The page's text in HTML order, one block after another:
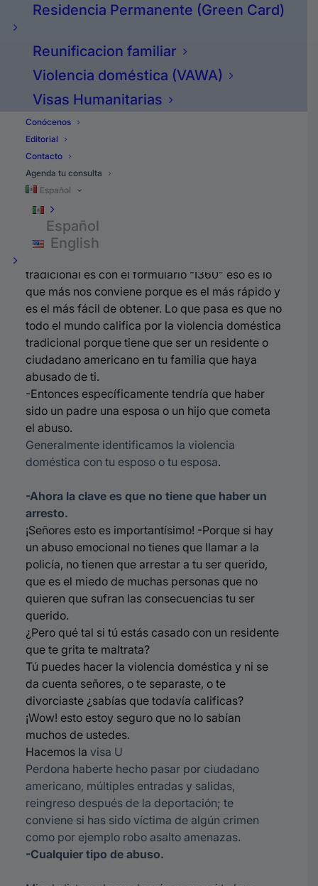
Residencia Permanente (Green Card)
Reunificacion familiar
Violencia doméstica (VAWA)
Visas Humanitarias
Conócenos
Editorial
Contacto
Agenda tu consulta
Español
Español
English
-Y hay un gran interés por estos beneficios y les
Si es que tú vas a calificar como víctima de
alguien que te hizo algo, y ya vamos a entrar en
haber entrado indocumentado por la frontera, el
estar indocumentado dentro del país.
Y por eso es que estos beneficios son tan
populares.
-Ahora la gran pregunta es: ¿Por qué lados nos
vamos?
Mire se lo voy a poner bien facilito.
tradicional es con el formulario “I360” eso es lo
que más nos conviene porque es el más rápido y
es el más fácil de obtener. Lo que pasa es que no
todo el mundo califica por la violencia doméstica
tradicional porque tiene que ser un residente o
ciudadano americano en tu familia que haya
abusado de ti.
-Entonces específicamente tendría que haber
sido un padre una esposa o un hijo que cometa
el abuso.
Generalmente identificamos la violencia
doméstica con tu esposo o tu esposa.
-Ahora la clave es que no tiene que haber un
arresto.
¡Señores esto es importantísimo! -Porque si hay
un abuso emocional no tienes que llamar a la
policía, no tienen que arrestar a tu ser querido,
que es el miedo de muchas personas que no
quieren que sufran las consecuencias tu ser
querido.
¿Pero qué tal si tú estás casado con un residente
que te grita te maltrata?
Tú puedes hacer la violencia doméstica y ni se
da cuenta señores, o te separaste, o te
divorciaste ¿sabías que todavía calificas?
¡Wow! esto estoy seguro que no lo sabían
muchos de ustedes.
Hacemos la visa U
Perdona haberte hecho pasar por ciudadano
americano, múltiples entradas y salidas,
reingreso después de la deportación; te
conviene si has sido víctima de algún crimen
como por ejemplo robo asalto amenazas.
-Cualquier tipo de abuso.